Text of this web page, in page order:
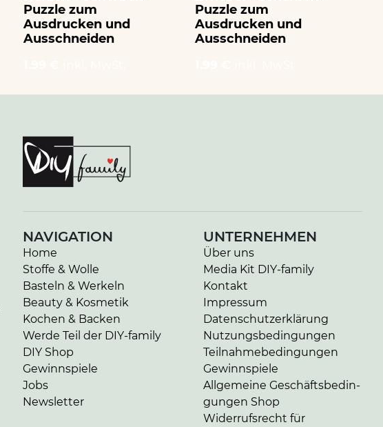
Puzzle zum
Ausdrucken und
Ausschneiden
Puzzle zum
Ausdrucken und
Ausschneiden
NAVIGATION
Home
Stoffe & Wolle
Basteln & Werkeln
Beauty & Kosmetik
Kochen & Backen
Werde Teil der DIY-family
DIY Shop
Gewinnspiele
Jobs
Newsletter
UNTERNEHMEN
Über uns
Media Kit DIY-family
Kontakt
Impressum
Da­ten­schutz­er­klä­rung
Nut­zungs­be­din­gun­gen
Teil­nah­me­be­din­gun­gen
Gewinnspiele
Allgemeine Ge­schäfts­be­din­
gun­gen Shop
Widerrufsrecht für